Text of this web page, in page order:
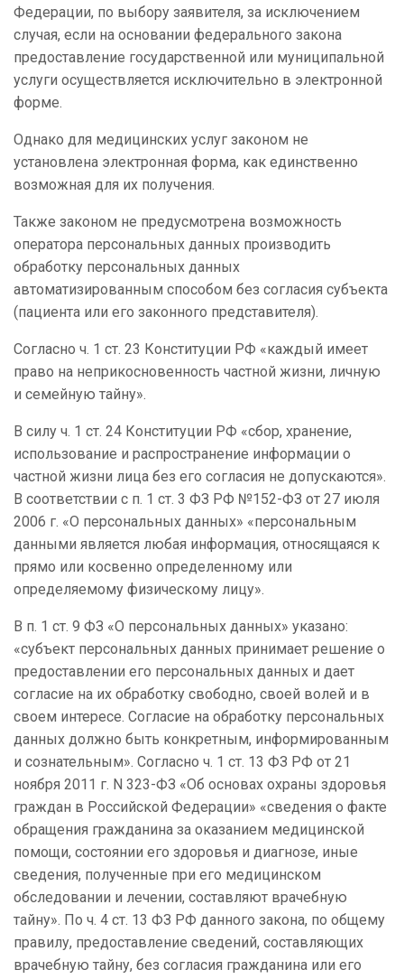
Федерации, по выбору заявителя, за исключением
случая, если на основании федерального закона
предоставление государственной или муниципальной
услуги осуществляется исключительно в электронной
форме.
Однако для медицинских услуг законом не
установлена электронная форма, как единственно
возможная для их получения.
Также законом не предусмотрена возможность
оператора персональных данных производить
обработку персональных данных
автоматизированным способом без согласия субъекта
(пациента или его законного представителя).
Согласно ч. 1 ст. 23 Конституции РФ «каждый имеет
право на неприкосновенность частной жизни, личную
и семейную тайну».
В силу ч. 1 ст. 24 Конституции РФ «сбор, хранение,
использование и распространение информации о
частной жизни лица без его согласия не допускаются».
В соответствии с п. 1 ст. 3 ФЗ РФ №152-ФЗ от 27 июля
2006 г. «О персональных данных» «персональным
данными является любая информация, относящаяся к
прямо или косвенно определенному или
определяемому физическому лицу».
В п. 1 ст. 9 ФЗ «О персональных данных» указано:
«субъект персональных данных принимает решение о
предоставлении его персональных данных и дает
согласие на их обработку свободно, своей волей и в
своем интересе. Согласие на обработку персональных
данных должно быть конкретным, информированным
и сознательным». Согласно ч. 1 ст. 13 ФЗ РФ от 21
ноября 2011 г. N 323-ФЗ «Об основах охраны здоровья
граждан в Российской Федерации» «сведения о факте
обращения гражданина за оказанием медицинской
помощи, состоянии его здоровья и диагнозе, иные
сведения, полученные при его медицинском
обследовании и лечении, составляют врачебную
тайну». По ч. 4 ст. 13 ФЗ РФ данного закона, по общему
правилу, предоставление сведений, составляющих
врачебную тайну, без согласия гражданина или его